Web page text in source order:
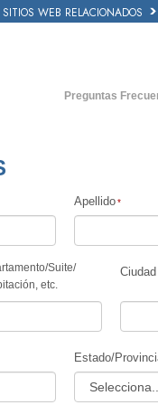
SITIOS WEB RELACIONADOS
Preguntas
Películas
Apellido
/Suite/
etc.
Ciudad
Estado/